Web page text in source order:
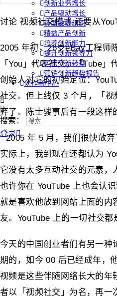
创新业务增长
产品驱动增长
转型敏捷组织
精益产品创新
培养创新能力
提升创新领导力
运营创新转型
营销创新趋势报告
创作者中心
搜索：
登录
讨论 视频社交模式 还要从
2005 年初，26岁eBay工程师
「You」代表社交，「Tube
创始人对它的初始定位：
社交。但上线仅 3 个月，「
弃了。陈士骏事后有一段这样
“ 2005 年 5 月，我们很快放
实际上，我到现在还都认为
它没有太多互动社交的元素，
也许你在 YouTube 上也会认
就是喜欢他放到网站上面的内
友。YouTube 上的一切社交
今天的中国创业者们有另一种
期的，如今 00 后已经成年，
视频是这些伴随网络长大的年
者以「视频社交」为名，再一